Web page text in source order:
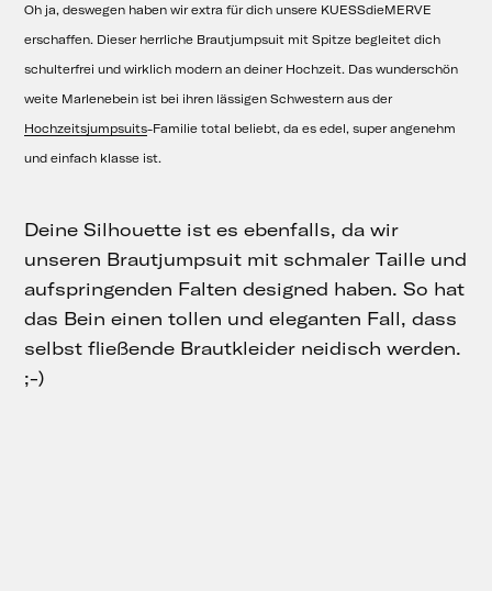
Oh ja, deswegen haben wir extra für dich unsere KUESSdieMERVE
erschaffen. Dieser herrliche Brautjumpsuit mit Spitze begleitet dich
schulterfrei und wirklich modern an deiner Hochzeit. Das wunderschön
weite Marlenebein ist bei ihren lässigen Schwestern aus der
Hochzeitsjumpsuits-Familie total beliebt, da es edel, super angenehm
und einfach klasse ist.
Deine Silhouette ist es ebenfalls, da wir
unseren Brautjumpsuit mit schmaler Taille und
aufspringenden Falten designed haben. So hat
das Bein einen tollen und eleganten Fall, dass
selbst fließende Brautkleider neidisch werden.
;-)